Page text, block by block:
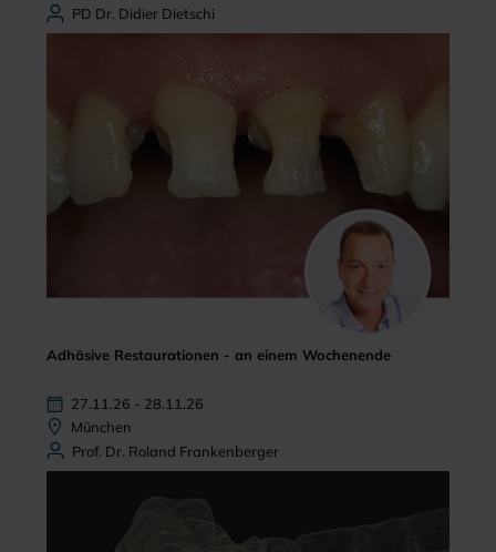
PD Dr. Didier Dietschi
Adhäsive Restaurationen - an einem Wochenende
27.11.26 - 28.11.26
München
Prof. Dr. Roland Frankenberger